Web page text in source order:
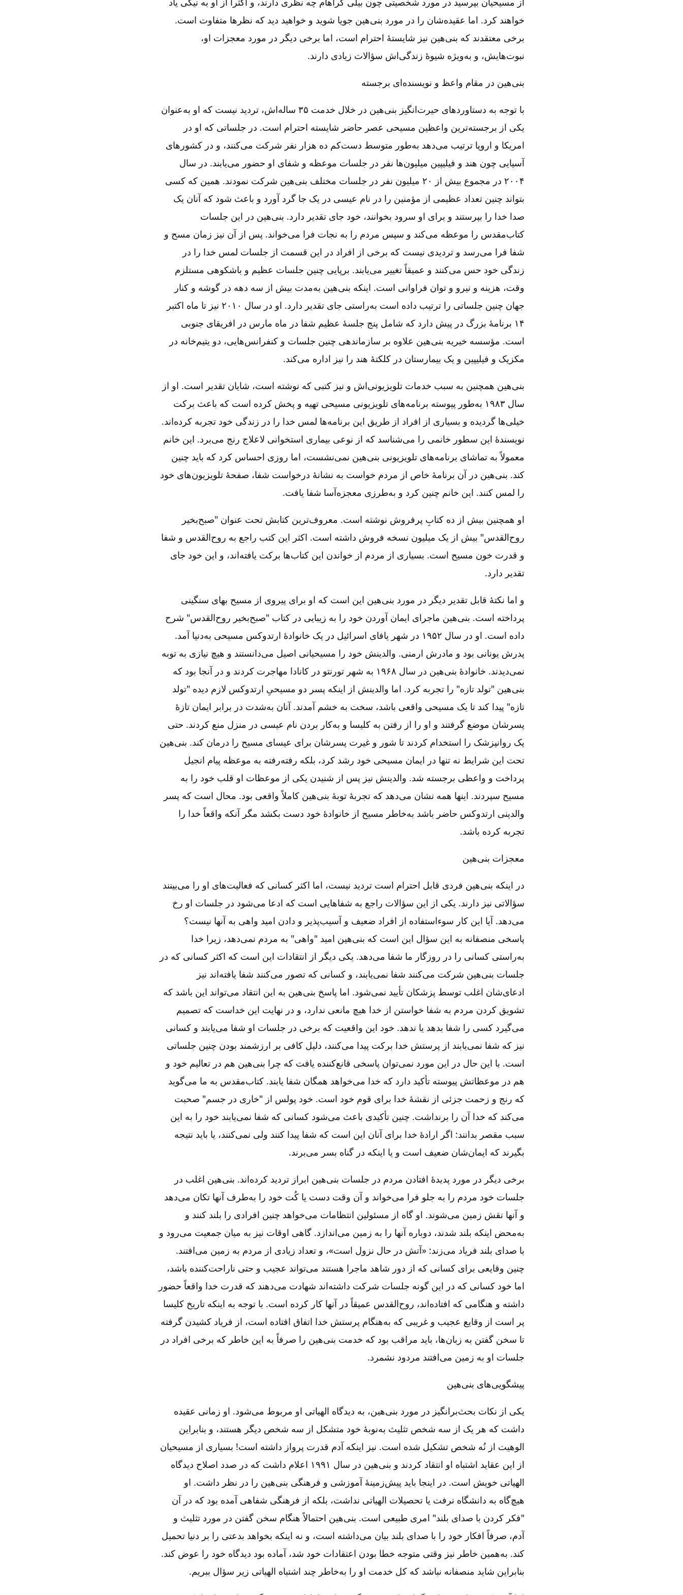
خواهند کرد. اما عقیده‌شان را در مورد بنی‌هین جویا شوید و خواهید دید که نظرها متفاوت است.
برخی معتقدند که بنی‌هین نیز شایستۀ احترام است، اما برخی دیگر در مورد معجزات او،
نبوت‌هایش، و به‌ویژه شیوۀ زندگی‌اش سؤالات زیادی دارند.
بنی‌هین در مقام واعظ و نویسنده‌ای برجسته
با توجه به دستاوردهای حیرت‌انگیز بنی‌هین در خلال خدمت ۳۵ ساله‌اش، تردید نیست که او به‌عنوان
یکی از برجسته‌ترین واعظین مسیحی عصر حاضر شایسته احترام است. در جلساتی که او در
امریکا و اروپا ترتیب می‌دهد به‌طور متوسط دست‌کم ده هزار نفر شرکت می‌کنند، و در کشورهای
آسیایی چون هند و فیلیپین میلیون‌ها نفر در جلسات موعظه و شفای او حضور می‌یابند. در سال
۲۰۰۴ در مجموع بیش از ۲۰ میلیون نفر در جلسات مختلف بنی‌هین شرکت نمودند. همین که کسی
بتواند چنین تعداد عظیمی از مؤمنین را در نام عیسی در یک جا گرد آورد و باعث شود که آنان یک
صدا خدا را بپرستند و برای او سرود بخوانند، خود جای تقدیر دارد. بنی‌هین در این جلسات
کتاب‌مقدس را موعظه می‌کند و سپس مردم را به نجات فرا می‌خواند. پس از آن نیز زمان مسح و
شفا فرا می‌رسد و تردیدی نیست که برخی از افراد در این قسمت از جلسات لمس خدا را در
زندگی خود حس می‌کنند و عمیقاً تغییر می‌یابند. برپایی چنین جلسات عظیم و باشکوهی مستلزم
وقت، هزینه و نیرو و توان فراوانی است. اینکه بنی‌هین به‌مدت بیش از سه دهه در گوشه و کنار
جهان چنین جلساتی را ترتیب داده است به‌راستی جای تقدیر دارد. او در سال ۲۰۱۰ نیز تا ماه اکتبر
۱۴ برنامۀ بزرگ در پیش دارد که شامل پنج جلسۀ عظیم شفا در ماه مارس در افریقای جنوبی
است. مؤسسه خیریه بنی‌هین علاوه بر سازماندهی چنین جلسات و کنفرانس‌هایی، دو یتیم‌خانه در
مکزیک و فیلیپین و یک بیمارستان در کلکتۀ هند را نیز اداره می‌کند.
بنی‌هین همچنین به‌ سبب خدمات تلویزیونی‌اش و نیز کتبی که نوشته است، شایان تقدیر است. او از
سال ۱۹۸۳ به‌طور پیوسته برنامه‌های تلویزیونی مسیحی تهیه و پخش کرده است که باعث برکت
خیلی‌ها گردیده و بسیاری از افراد از طریق این برنامه‌ها لمس خدا را در زندگی خود تجربه کرده‌اند.
نویسندۀ این سطور خانمی را می‌شناسد که از نوعی بیماری استخوانی لاعلاج رنج می‌برد. این خانم
معمولاً به تماشای برنامه‌های تلویزیونی بنی‌هین نمی‌نشست، اما روزی احساس کرد که باید چنین
کند. بنی‌هین در آن برنامۀ خاص از مردم خواست به نشانۀ درخواست شفا، صفحۀ تلویزیون‌های خود
را لمس کنند. این خانم چنین کرد و به‌طرزی معجزه‌آسا شفا یافت.
او همچنین بیش از ده کتابِ پرفروش نوشته است. معروف‌ترین کتابش تحت عنوان "صبح‌بخیر
روح‌القدس" بیش از یک میلیون نسخه فروش داشته است. اکثر این کتب راجع به روح‌القدس و شفا
و قدرت خون مسیح است. بسیاری از مردم از خواندن این کتاب‌ها برکت یافته‌اند، و این خود جای
تقدیر دارد.
و اما نکتۀ قابل تقدیر دیگر در مورد بنی‌هین این است که او برای پیروی از مسیح بهای سنگینی
پرداخته است. بنی‌هین ماجرای ایمان آوردن خود را به زیبایی در کتاب "صبح‌بخیر روح‌القدس" شرح
داده است. او در سال ۱۹۵۲ در شهر یافای اسرائیل در یک خانوادۀ ارتدوکس مسیحی به‌دنیا آمد.
پدرش یونانی بود و مادرش ارمنی. والدینش خود را مسیحیانی اصیل می‌دانستند و هیچ نیازی به توبه
نمی‌دیدند. خانوادۀ بنی‌هین در سال ۱۹۶۸ به شهر تورنتو در کانادا مهاجرت کردند و در آنجا بود که
بنی‌هین "تولد تازه" را تجربه کرد. اما والدینش از اینکه پسر دو مسیحیِ ارتدوکس لازم دیده "تولد
تازه" پیدا کند تا یک مسیحی واقعی باشد، سخت به خشم آمدند. آنان به‌شدت در برابر ایمان تازۀ
پسرشان موضع گرفتند و او را از رفتن به کلیسا و به‌کار بردن نام عیسی در منزل منع کردند. حتی
یک روانپزشک را استخدام کردند تا شور و غیرت پسرشان برای عیسای مسیح را درمان کند. بنی‌هین
تحت این شرایط نه تنها در ایمان مسیحی خود رشد کرد، بلکه رفته‌رفته به موعظه پیام انجیل
پرداخت و واعظی برجسته شد. والدینش نیز پس از شنیدن یکی از موعظات او قلب خود را به
مسیح سپردند. اینها همه نشان می‌دهد که تجربۀ توبۀ بنی‌هین کاملاً واقعی بود. محال است که پسر
والدینی ارتدوکس حاضر باشد به‌خاطر مسیح از خانوادۀ خود دست بکشد مگر آنکه واقعاً خدا را
تجربه کرده باشد.
معجزات بنی‌هین
در اینکه بنی‌هین فردی قابل احترام است تردید نیست، اما اکثر کسانی که فعالیت‌های او را می‌بینند
سؤالاتی نیز دارند. یکی از این سؤالات راجع به شفاهایی است که ادعا می‌شود در جلسات او رخ
می‌دهد. آیا این کار سوءاستفاده از افراد ضعیف و آسیب‌پذیر و دادن امید واهی به آنها نیست؟
پاسخی منصفانه به این سؤال این است که بنی‌هین امید "واهی" به مردم نمی‌دهد، زیرا خدا
به‌راستی کسانی را در روزگار ما شفا می‌دهد. یکی دیگر از انتقادات این است که اکثر کسانی که در
جلسات بنی‌هین شرکت می‌کنند شفا نمی‌یابند، و کسانی که تصور می‌کنند شفا ‌یافته‌اند نیز
ادعای‌شان اغلب توسط پزشکان تأیید نمی‌شود. اما پاسخ بنی‌‌هین به این انتقاد می‌تواند این باشد که
تشویق کردن مردم به شفا خواستن از خدا هیچ مانعی ندارد، و در نهایت این خداست که تصمیم
می‌گیرد کسی را شفا بدهد یا ندهد. خود این واقعیت که برخی در جلسات او شفا می‌یابند و کسانی
نیز که شفا نمی‌یابند از پرستش خدا برکت پیدا می‌کنند، دلیل کافی بر ارزشمند بودن چنین جلساتی
است. با این حال در این مورد نمی‌توان پاسخی قانع‌کننده یافت که چرا بنی‌هین هم در تعالیم خود و
هم در موعظاتش پیوسته تأکید دارد که خدا می‌خواهد همگان شفا یابند. کتاب‌مقدس به ما می‌گوید
که رنج و زحمت جزئی از نقشۀ خدا برای قوم خود است. خود پولس از "خاری در جسم" صحبت
می‌کند که خدا آن را برنداشت. چنین تأکیدی باعث می‌شود کسانی که شفا نمی‌یابند خود را به این
سبب مقصر بدانند: اگر ارادۀ خدا برای آنان این است که شفا پیدا کنند ولی نمی‌کنند، یا باید نتیجه
بگیرند که ایمان‌شان ضعیف است و یا اینکه در گناه بسر می‌برند.
برخی دیگر در مورد پدیدۀ افتادن مردم در جلسات بنی‌هین ابراز تردید کرده‌اند. بنی‌هین اغلب در
جلسات خود مردم را به جلو فرا می‌خواند و آن وقت دست یا کُت خود را به‌طرف آنها تکان می‌دهد
و آنها نقش زمین می‌شوند. او گاه از مسئولین انتظامات می‌خواهد چنین افرادی را بلند کنند و
به‌محض اینکه بلند شدند، دوباره آنها را به زمین می‌اندازد. گاهی اوقات نیز به میان جمعیت می‌رود و
با صدای بلند فریاد می‌زند: «آتش در حال نزول است»، و تعداد زیادی از مردم به زمین می‌افتند.
چنین وقایعی برای کسانی که از دور شاهد ماجرا هستند می‌تواند عجیب و حتی ناراحت‌کننده باشد،
اما خود کسانی که در این گونه جلسات شرکت داشته‌‌اند شهادت می‌دهند که قدرت خدا واقعاً حضور
داشته و هنگامی که افتاده‌اند، روح‌القدس عمیقاً در آنها کار کرده است. با توجه به اینکه تاریخ کلیسا
پر است از وقایع عجیب و غریبی که به‌هنگام پرستش خدا اتفاق افتاده است، از فریاد کشیدن گرفته
تا سخن گفتن به زبان‌ها، باید مراقب بود که خدمت بنی‌هین را صرفاً به این خاطر که برخی افراد در
جلسات او به زمین می‌افتند مردود نشمرد.
پیشگویی‌های بنی‌هین
یکی از نکات بحث‌برانگیز در مورد بنی‌هین، به دیدگاه الهیاتی او مربوط می‌شود. او زمانی عقیده
داشت که هر یک از سه شخص تثلیث به‌نوبۀ خود متشکل از سه شخص دیگر هستند، و بنابراین
الوهیت از نُه شخص تشکیل شده است. نیز اینکه آدم قدرت پرواز داشته است! بسیاری از مسیحیان
از این عقاید اشتباه او انتقاد کردند و بنی‌هین در سال ۱۹۹۱ اعلام داشت که در صدد اصلاح دیدگاه
الهیاتی خویش است. در اینجا باید پیش‌زمینۀ آموزشی و فرهنگی بنی‌هین را در نظر داشت. او
هیچ‌گاه به دانشگاه نرفت یا تحصیلات الهیاتی نداشت، بلکه از فرهنگی شفاهی آمده بود که در آن
"فکر کردن با صدای بلند" امری طبیعی است. بنی‌هین احتمالاً هنگام سخن گفتن در مورد تثلیث و
آدم، صرفاً افکار خود را با صدای بلند بیان می‌داشته است، و نه اینکه بخواهد بدعتی را بر دنیا تحمیل
کند. به‌همین خاطر نیز وقتی متوجه خطا بودن اعتقادات خود شد، آماده بود دیدگاه خود را عوض کند.
بنابراین شاید منصفانه نباشد که کل خدمت او را به‌خاطر چند اشتباه الهیاتی زیر سؤال ببریم.